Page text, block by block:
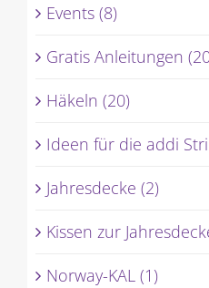
Events (8)
Gratis Anleitungen
Häkeln (20)
Ideen für die addi
Jahresdecke (2)
Kissen zur
Norway-KAL (1)